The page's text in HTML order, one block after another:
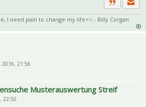
Zitat
I need pain to change my life<< - Billy Corgan
2016, 21:56
Musterauswertung Streif
22:50